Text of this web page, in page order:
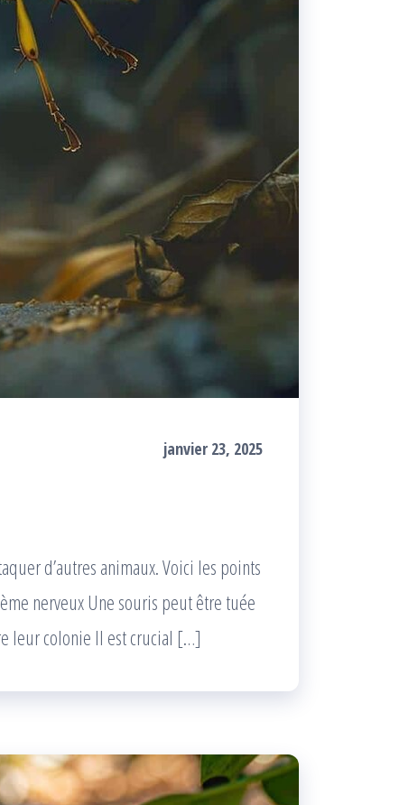
janvier 23, 2025
d’autres animaux. Voici les points
nerveux Une souris peut être tuée
leur colonie Il est crucial […]